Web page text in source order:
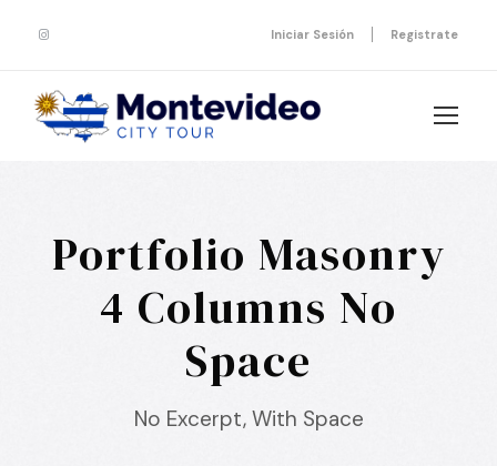
Iniciar Sesión Registrate
Portfolio Masonry
4 Columns No
Space
No Excerpt, With Space